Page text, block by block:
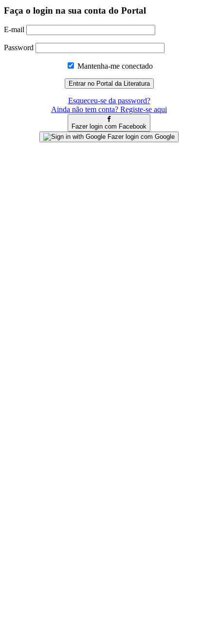
Faça o login na sua conta do Portal
E-mail
Password
Mantenha-me conectado
Esqueceu-se da password?
Ainda não tem conta? Registe-se aqui
Fazer login com Facebook
Fazer login com Google